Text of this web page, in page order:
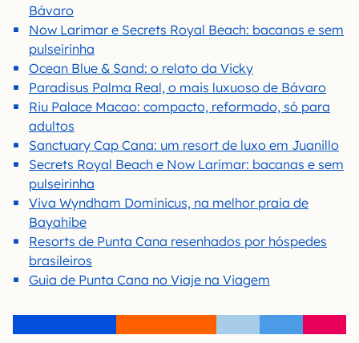
Bávaro
Now Larimar e Secrets Royal Beach: bacanas e sem
pulseirinha
Ocean Blue & Sand: o relato da Vicky
Paradisus Palma Real, o mais luxuoso de Bávaro
Riu Palace Macao: compacto, reformado, só para
adultos
Sanctuary Cap Cana: um resort de luxo em Juanillo
Secrets Royal Beach e Now Larimar: bacanas e sem
pulseirinha
Viva Wyndham Dominicus, na melhor praia de
Bayahibe
Resorts de Punta Cana resenhados por hóspedes
brasileiros
Guia de Punta Cana no Viaje na Viagem